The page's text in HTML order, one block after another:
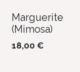
Marguerite
(Mimosa)
18,00 €